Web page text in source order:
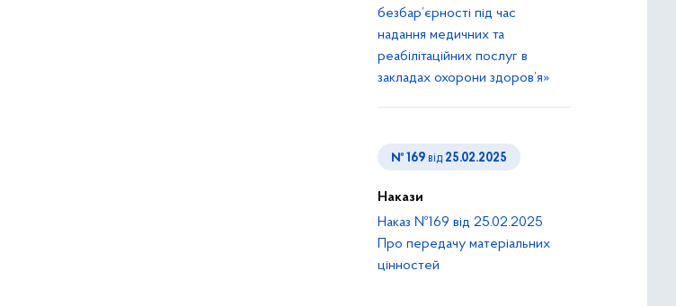
безбар’єрності під час
надання медичних та
реабілітаційних послуг в
закладах охорони здоров’я»
№ 169 від 25.02.2025
Накази
Наказ №169 від 25.02.2025
Про передачу матеріальних
цінностей